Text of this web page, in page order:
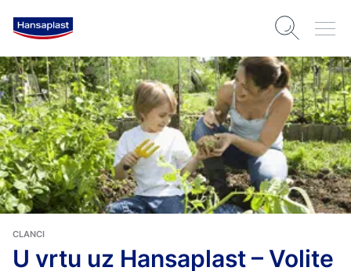
CLANCI
U vrtu uz Hansaplast – Volite